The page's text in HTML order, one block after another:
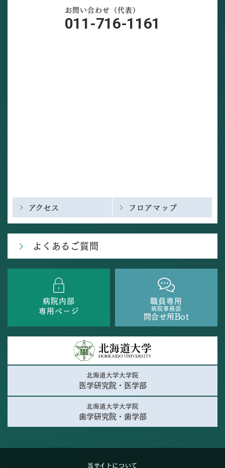
お問い合わせ（代表）
011-716-1161
アクセス フロアマップ
よくあるご質問
病院内部
専用ページ
職員専用
病院事務部
問合せ用Bot
北海道大学大学院
医学研究院・医学部
北海道大学大学院
歯学研究院・歯学部
当サイトについて